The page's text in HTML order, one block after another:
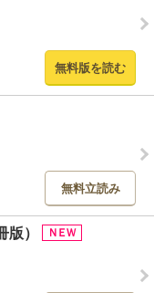
無料版を読む
無料立読み
版）